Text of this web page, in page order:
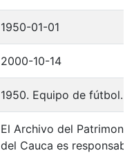
1950-01-01
2000-10-14
1950. Equipo de fútbol.
El Archivo del
del Cauca es